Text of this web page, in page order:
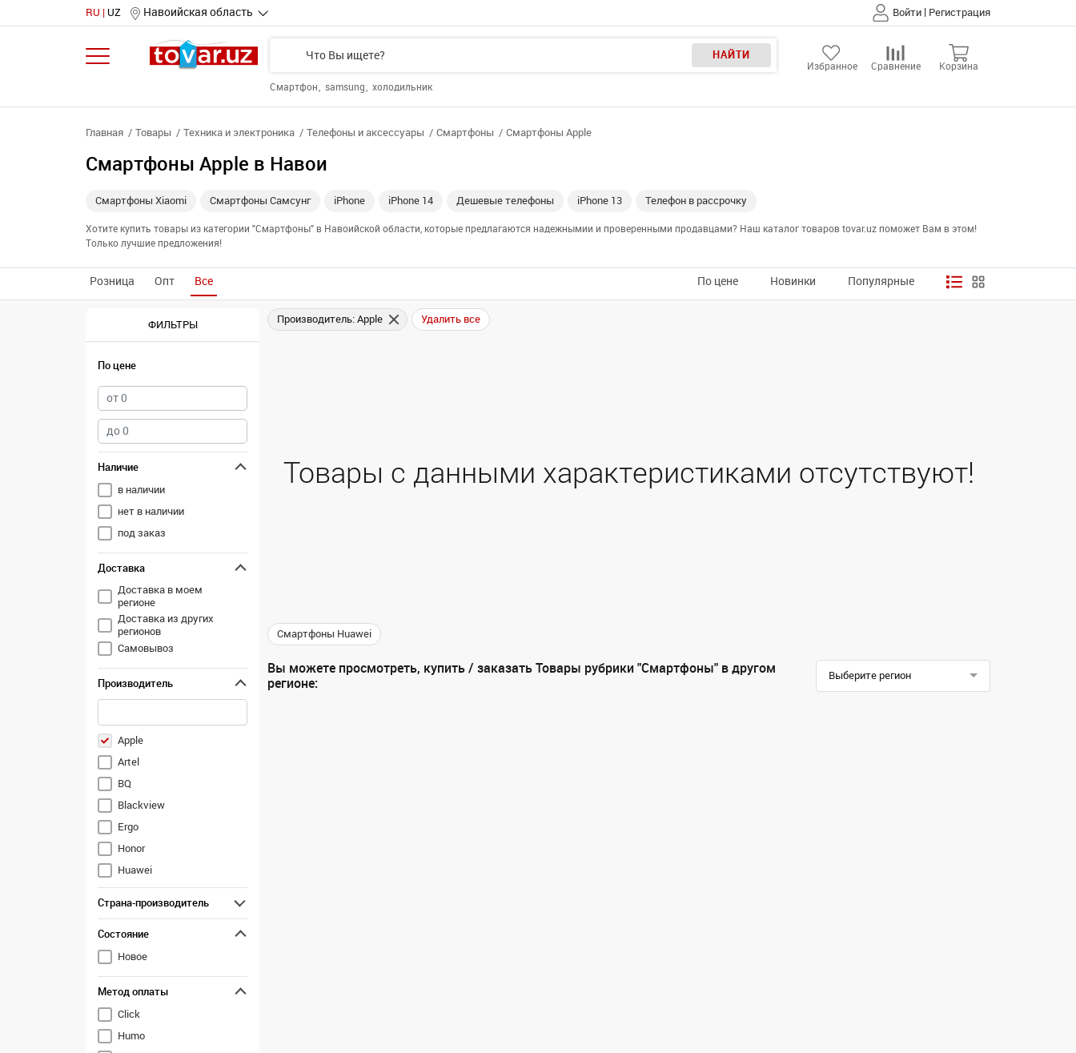
RU UZ Навоийская область Войти | Регистрация
НАЙТИ
Смартфон samsung холодильник
Избранное Сравнение Корзина
Главная Товары Техника и электроника Телефоны и аксессуары Смартфоны Смартфоны Apple
Смартфоны Apple в Навои
Смартфоны Xiaomi Смартфоны Самсунг iPhone iPhone 14 Дешевые телефоны iPhone 13 Телефон в рассрочку
Хотите купить товары из категории "Смартфоны" в Навоийской области, которые предлагаются надежнымии и проверенными продавцами? Наш каталог товаров tovar.uz поможет Вам в этом!
Только лучшие предложения!
Розница Опт Все По цене Новинки Популярные
ФИЛЬТРЫ
По цене
Наличие
в наличии
нет в наличии
под заказ
Доставка
Доставка в моем
регионе
Доставка из других
регионов
Самовывоз
Производитель
Apple
Artel
BQ
Blackview
Ergo
Honor
Huawei
Infinix
Itel
Nokia
OPPO
OnePlus
Realme
Samsung
Страна-производитель
Состояние
Новое
Метод оплаты
Click
Humo
Производитель: Apple Удалить все
Товары с данными характеристиками отсутствуют!
Смартфоны Huawei
Вы можете просмотреть, купить / заказать Товары рубрики "Смартфоны" в другом
регионе:
Выберите регион